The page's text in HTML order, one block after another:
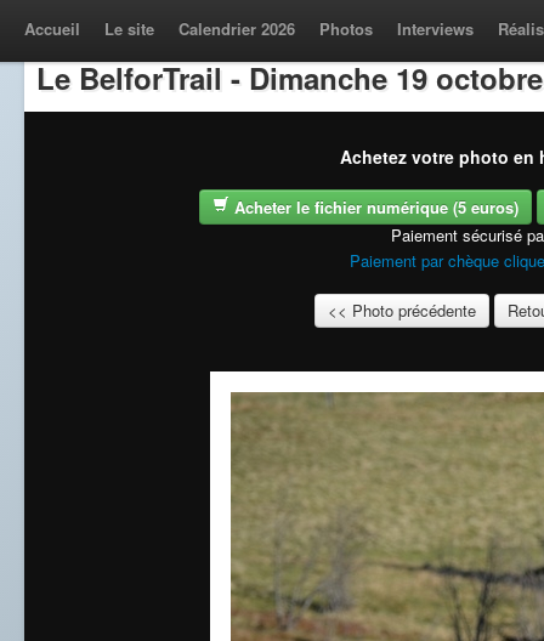
Accueil Le site Calendrier 2026 Photos Interviews
Le BelforTrail - Dimanche 19
Achetez votre photo en
Acheter le fichier numérique (5 euros)
Paiement sécurisé
Paiement par chèque
<< Photo précédente